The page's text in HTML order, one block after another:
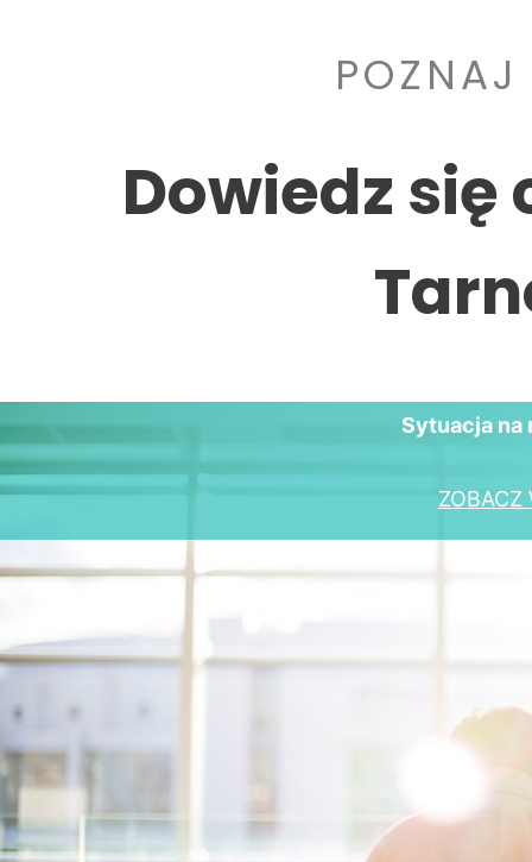
Dowiedz się
Sytuacja na
ZOBACZ